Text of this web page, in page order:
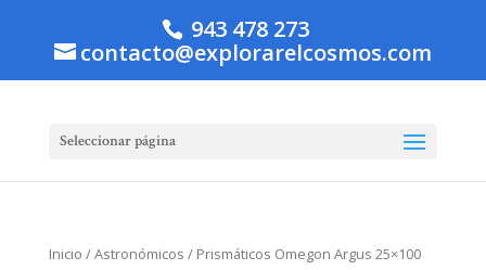
943 478 273
contacto@explorarelcosmos.com
Seleccionar página
Inicio /Astronómicos / Prismáticos Omegon Argus 25×100